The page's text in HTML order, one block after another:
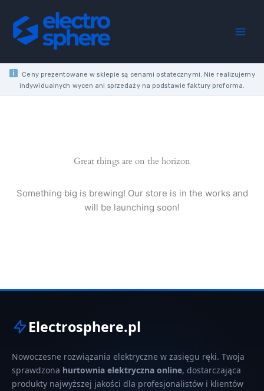
content
Ceny prezentowane w sklepie są cenami ostatecznymi. Nie realizujemy
indywidualnych wycen ani sprzedaży na podstawie faktury proforma.
Great things are on the horizon
Something big is brewing! Our store is in the works and
will be launching soon!
Electrosphere.pl
Nowoczesne rozwiązania elektryczne w zasięgu ręki. Twoja
sprawdzona hurtownia elektryczna online, dostarczająca
produkty najwyższej jakości dla profesjonalistów i klientów
NT
16A
230V
AC
IP65